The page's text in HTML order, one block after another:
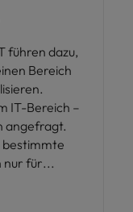
führen dazu,
Bereich
IT-Bereich –
angefragt.
bestimmte
nur für